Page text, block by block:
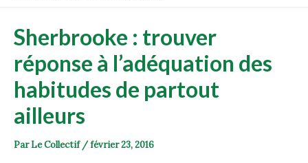
Sherbrooke : trouver
réponse à l’adéquation des
habitudes de partout
ailleurs
ParLe Collectif /février 23, 2016